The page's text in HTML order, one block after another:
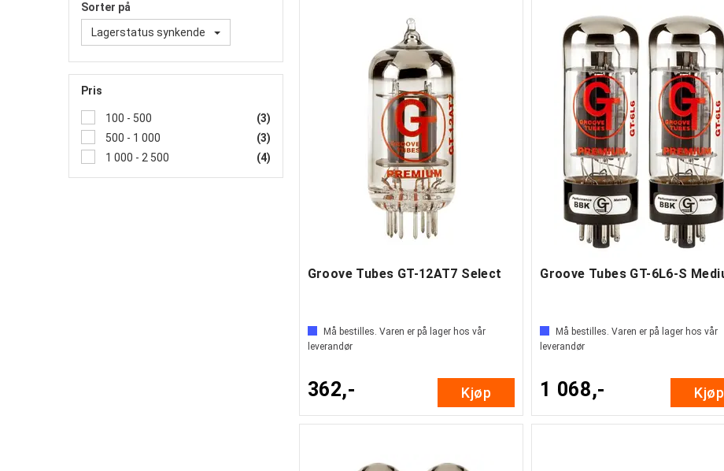
Sorter på
Lagerstatus synkende
Pris
100 - 500
(3)
500 - 1 000
(3)
1 000 - 2 500
(4)
Groove Tubes GT-12AT7 Select
Må bestilles. Varen er på lager hos vår
leverandør
362,- Kjøp
Må bestilles. Varen er på lager hos vår
leverandør
1 068,- Kjøp